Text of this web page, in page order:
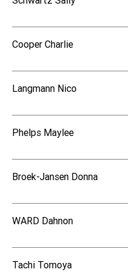
Cooper Charlie
Langmann Nico
Phelps Maylee
Broek-Jansen Donna
WARD Dahnon
Tachi Tomoya